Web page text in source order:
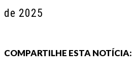
de 2025
COMPARTILHE ESTA NOTÍCIA: